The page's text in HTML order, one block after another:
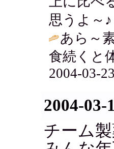
思うよ～
あら～
食続くと
2004-03-
2004-
チーム